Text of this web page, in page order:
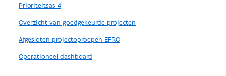
Prioriteitsas 4
Overzicht van goedgekeurde projecten
Afgesloten projectoproepen EFRO
Operationeel dashboard